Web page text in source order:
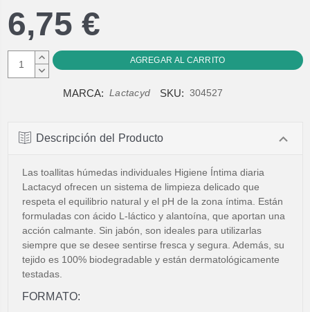
6,75 €
AUMENTAR
CANTIDAD:
DISMINUIR
MARCA: Lactacyd SKU: 304527
Descripción del Producto
Las toallitas húmedas individuales Higiene Íntima diaria
Lactacyd ofrecen un sistema de limpieza delicado que
respeta el equilibrio natural y el pH de la zona íntima. Están
formuladas con ácido L-láctico y alantoína, que aportan una
acción calmante. Sin jabón, son ideales para utilizarlas
siempre que se desee sentirse fresca y segura. Además, su
tejido es 100% biodegradable y están dermatológicamente
testadas.
FORMATO: